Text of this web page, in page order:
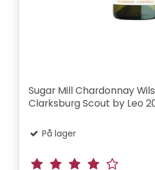
Sugar Mill Chardonnay
Clarksburg Scout by Leo
På lager